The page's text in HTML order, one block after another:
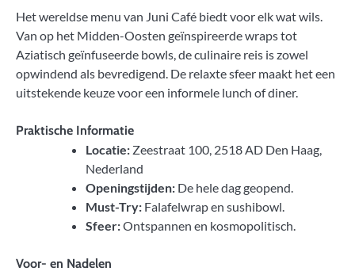
Het wereldse menu van Juni Café biedt voor elk wat wils.
Van op het Midden-Oosten geïnspireerde wraps tot
Aziatisch geïnfuseerde bowls, de culinaire reis is zowel
opwindend als bevredigend. De relaxte sfeer maakt het een
uitstekende keuze voor een informele lunch of diner.
Praktische Informatie
Locatie: Zeestraat 100, 2518 AD Den Haag,
Nederland
Openingstijden: De hele dag geopend.
Must-Try: Falafelwrap en sushibowl.
Sfeer:Ontspannen en kosmopolitisch.
Voor- en Nadelen